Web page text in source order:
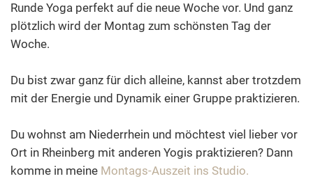
Runde Yoga perfekt auf die neue Woche vor. Und ganz
plötzlich wird der Montag zum schönsten Tag der
Woche.
Du bist zwar ganz für dich alleine, kannst aber trotzdem
mit der Energie und Dynamik einer Gruppe praktizieren.
Du wohnst am Niederrhein und möchtest viel lieber vor
Ort in Rheinberg mit anderen Yogis praktizieren? Dann
komme in meine Montags-Auszeit ins Studio.